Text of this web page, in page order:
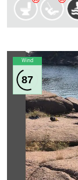
Wind
87